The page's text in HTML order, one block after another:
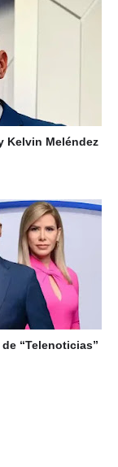
Kelvin Meléndez
“Telenoticias”